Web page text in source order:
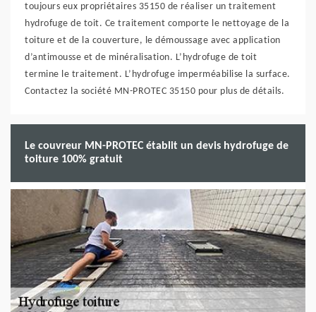
toujours eux propriétaires 35150 de réaliser un traitement
hydrofuge de toit. Ce traitement comporte le nettoyage de la
toiture et de la couverture, le démoussage avec application
d’antimousse et de minéralisation. L’hydrofuge de toit
termine le traitement. L’hydrofuge imperméabilise la surface.
Contactez la société MN-PROTEC 35150 pour plus de détails.
Le couvreur MN-PROTEC établit un devis hydrofuge de
toiture 100% gratuit